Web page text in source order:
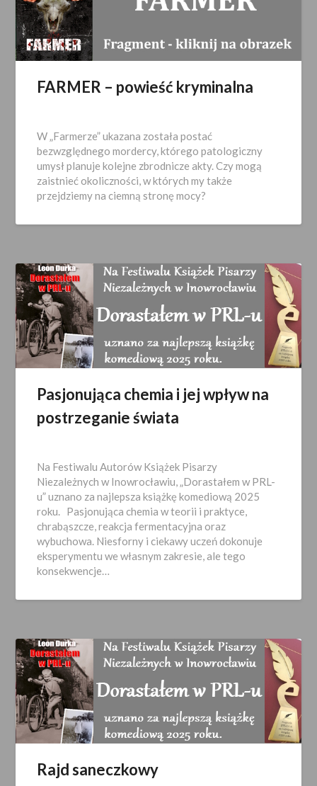
FARMER – powieść kryminalna
03-
08
W „Farmerze” ukazana została postać
bezwzględnego mordercy, którego patologiczny
umysł planuje kolejne zbrodnicze akty. Czy mogą
zaistnieć okoliczności, w których my także
przejdziemy na ciemną stronę mocy?
Pasjonująca chemia i jej wpływ na
postrzeganie świata
07-
10
Na Festiwalu Autorów Książek Pisarzy
Niezależnych w Inowrocławiu, „Dorastałem w PRL-
u” uznano za najlepsza książkę komediową 2025
roku. Pasjonująca chemia w teorii i praktyce,
chrabąszcze, reakcja fermentacyjna oraz
wybuchowa. Niesforny i ciekawy uczeń dokonuje
eksperymentu we własnym zakresie, ale tego
konsekwencje…
Rajd saneczkowy